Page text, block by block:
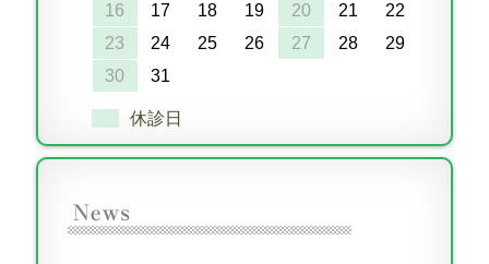
16
17 18 19 20 21
22
23
24 25 26 27 28
29
30
31
休診日